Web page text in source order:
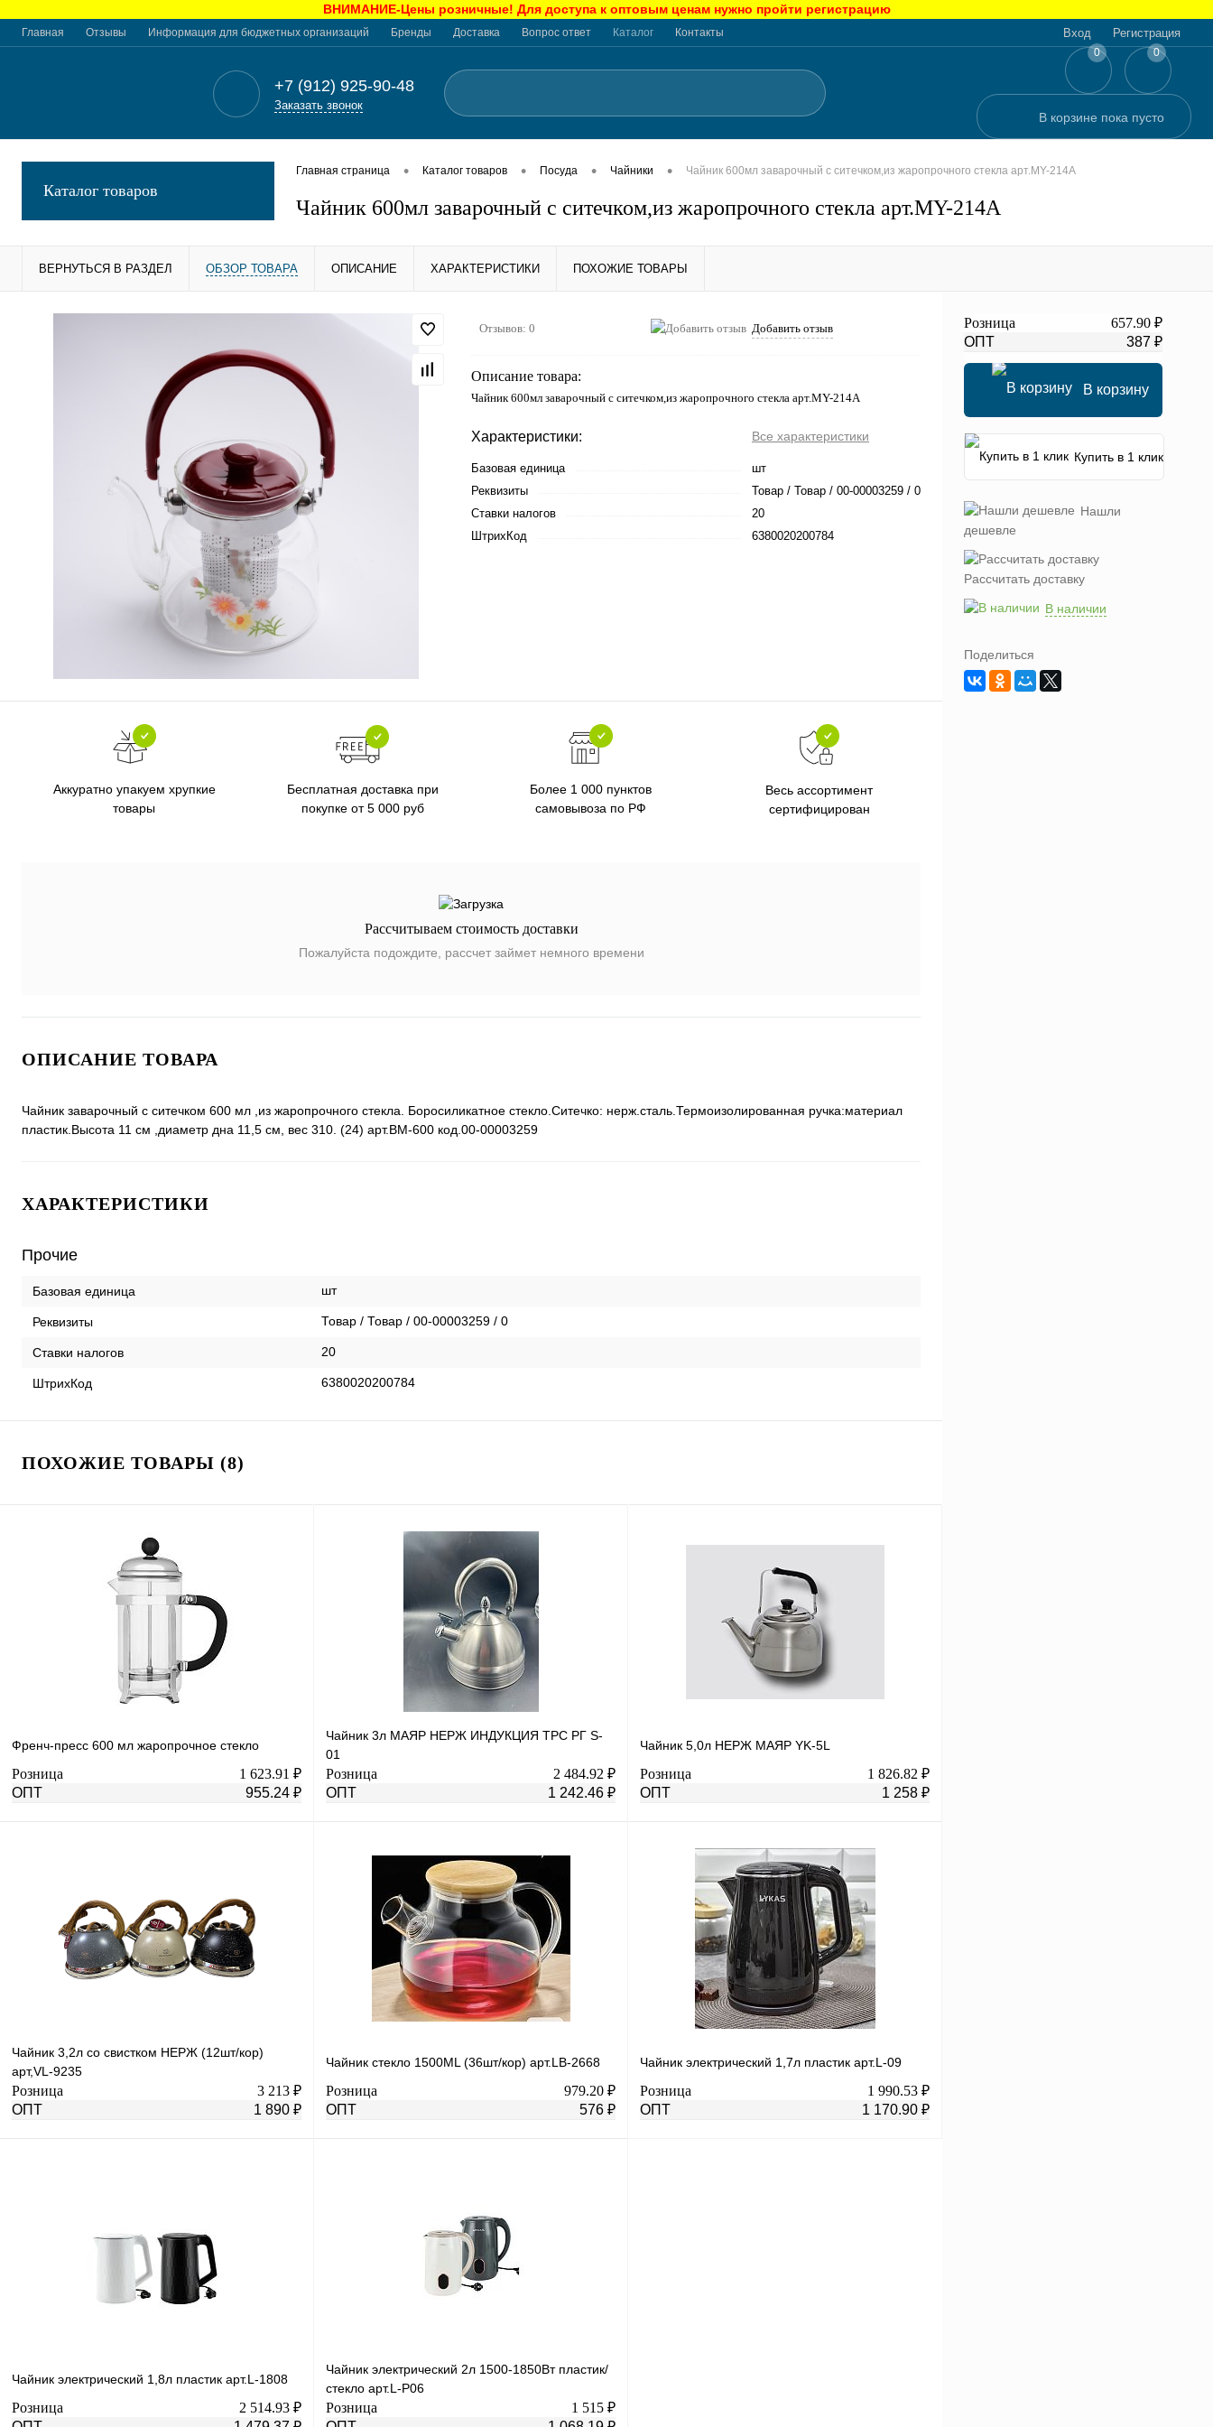
ВНИМАНИЕ-Цены розничные! Для доступа к оптовым ценам нужно пройти регистрацию
Главная Отзывы Информация для бюджетных организаций Бренды Доставка Вопрос ответ Каталог Контакты Вход Регистрация
+7 (912) 925-90-48
Заказать звонок
0 0
В корзине пока пусто
Каталог товаров
Главная страница • Каталог товаров • Посуда • Чайники • Чайник 600мл заварочный с ситечком,из жаропрочного стекла арт.MY-214A
Чайник 600мл заварочный с ситечком,из жаропрочного стекла арт.MY-214A
ВЕРНУТЬСЯ В РАЗДЕЛ ОБЗОР ТОВАРА ОПИСАНИЕ ХАРАКТЕРИСТИКИ ПОХОЖИЕ ТОВАРЫ
Отзывов: 0 Добавить отзыв
Описание товара:
Чайник 600мл заварочный с ситечком,из жаропрочного стекла арт.MY-214A
Характеристики: Все характеристики
Базовая единица
шт
Реквизиты
Товар / Товар / 00-00003259 / 0
Ставки налогов
20
ШтрихКод
6380020200784
Аккуратно упакуем хрупкие
товары
Бесплатная доставка при
покупке от 5 000 руб
Более 1 000 пунктов
самовывоза по РФ
Весь ассортимент
сертифицирован
Рассчитываем стоимость доставки
Пожалуйста подождите, рассчет займет немного времени
ОПИСАНИЕ ТОВАРА
Чайник заварочный с ситечком 600 мл ,из жаропрочного стекла. Боросиликатное стекло.Ситечко: нерж.сталь.Термоизолированная ручка:материал
пластик.Высота 11 см ,диаметр дна 11,5 см, вес 310. (24) арт.ВМ-600 код.00-00003259
ХАРАКТЕРИСТИКИ
Прочие
Базовая единица шт
Реквизиты Товар / Товар / 00-00003259 / 0
Ставки налогов 20
ШтрихКод 6380020200784
ПОХОЖИЕ ТОВАРЫ (8)
Френч-пресс 600 мл жаропрочное стекло
Розница
1 623.91 ₽
ОПТ
955.24 ₽
Купить в 1 клик К сравнению
В избранное
В
наличии
Чайник 3л МАЯР НЕРЖ ИНДУКЦИЯ ТРС РГ S-
01
Розница
2 484.92 ₽
ОПТ
1 242.46 ₽
В корзину
Купить в 1 клик К сравнению
В избранное
наличии
Чайник 5,0л НЕРЖ МАЯР YK-5L
Розница
1 826.82 ₽
ОПТ
1 258 ₽
В корзину
Купить в 1 клик К сравнению
В избранное
наличии
Чайник 3,2л со свистком НЕРЖ (12шт/кор)
арт,VL-9235
Розница
3 213 ₽
ОПТ
1 890 ₽
наличии
Чайник стекло 1500ML (36шт/кор) арт.LB-2668
Розница
979.20 ₽
ОПТ
576 ₽
К сравнению
Под заказ
Чайник электрический 1,7л пластик арт.L-09
Розница
1 990.53 ₽
ОПТ
1 170.90 ₽
Чайник электрический 1,8л пластик арт.L-1808
Розница
2 514.93 ₽
Чайник электрический 2л 1500-1850Вт пластик/
стекло арт.L-P06
Розница
1 515 ₽
Розница
657.90 ₽
ОПТ
387 ₽
В корзину
Купить в 1 клик
Нашли
дешевле
Рассчитать доставку
В наличии
Поделиться